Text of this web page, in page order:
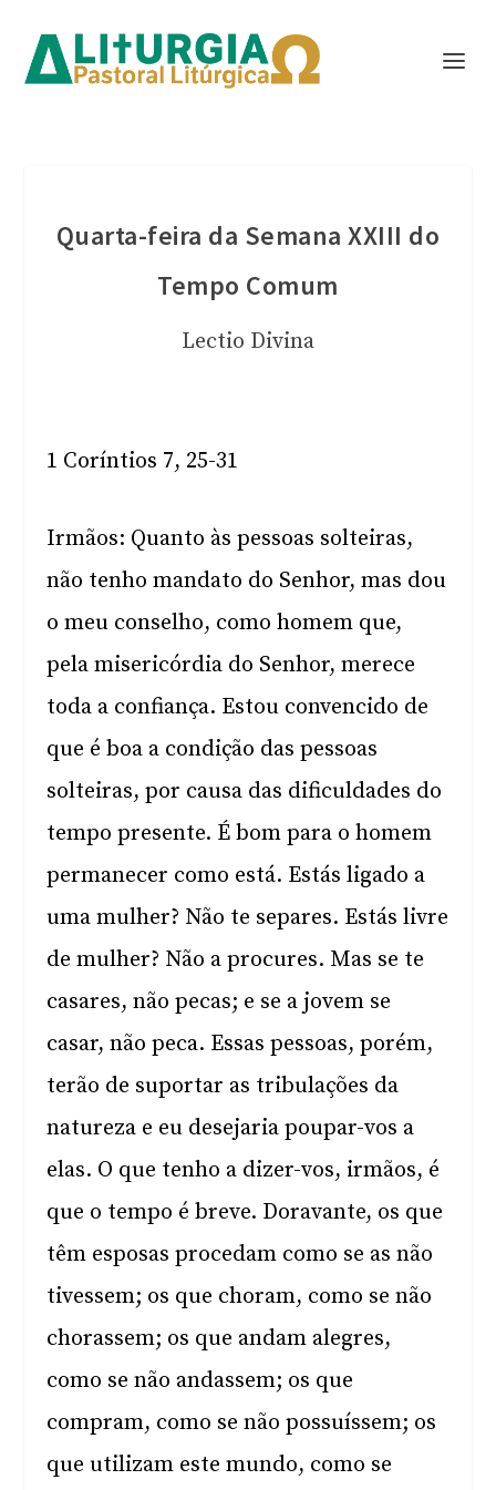
Quarta-feira da Semana XXIII do
Tempo Comum
Lectio Divina
1 Coríntios 7, 25-31
Irmãos: Quanto às pessoas solteiras,
não tenho mandato do Senhor, mas dou
o meu conselho, como homem que,
pela misericórdia do Senhor, merece
toda a confiança. Estou convencido de
que é boa a condição das pessoas
solteiras, por causa das dificuldades do
tempo presente. É bom para o homem
permanecer como está. Estás ligado a
uma mulher? Não te separes. Estás livre
de mulher? Não a procures. Mas se te
casares, não pecas; e se a jovem se
casar, não peca. Essas pessoas, porém,
terão de suportar as tribulações da
natureza e eu desejaria poupar-vos a
elas. O que tenho a dizer-vos, irmãos, é
que o tempo é breve. Doravante, os que
têm esposas procedam como se as não
tivessem; os que choram, como se não
chorassem; os que andam alegres,
como se não andassem; os que
compram, como se não possuíssem; os
que utilizam este mundo, como se